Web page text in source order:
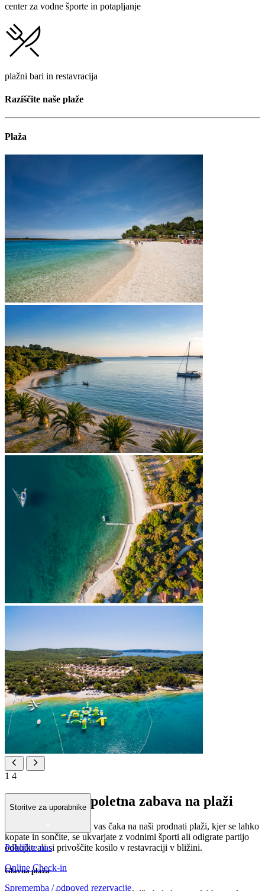
center za vodne športe in potapljanje
plažni bari in restavracija
Raziščite naše plaže
Plaža
1 4
Kjer se začne poletna zabava na plaži
Vaš idealen poletni dan vas čaka na naši prodnati plaži, kjer se lahko
kopate in sončite, se ukvarjate z vodnimi športi ali odigrate partijo
odbojke ali si privoščite kosilo v restavraciji v bližini.
Glavna plaža
Storitve za uporabnike
Pokličite nas
Online Check-in
Sprememba / odpoved rezervacije